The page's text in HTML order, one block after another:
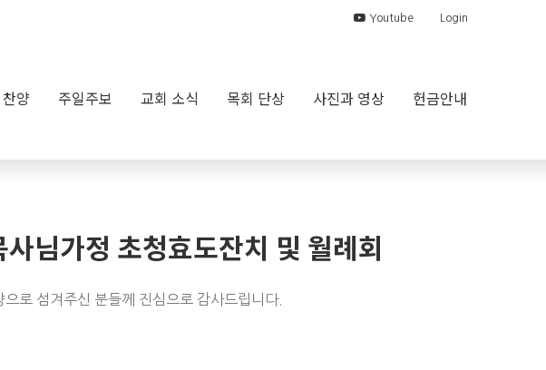
Youtube Login
양 주일주보 교회 소식 목회 단상 사진과 영상 헌금안내
님가정 초청효도잔치 및 월례회
로 섬겨주신 분들께 진심으로 감사드립니다.